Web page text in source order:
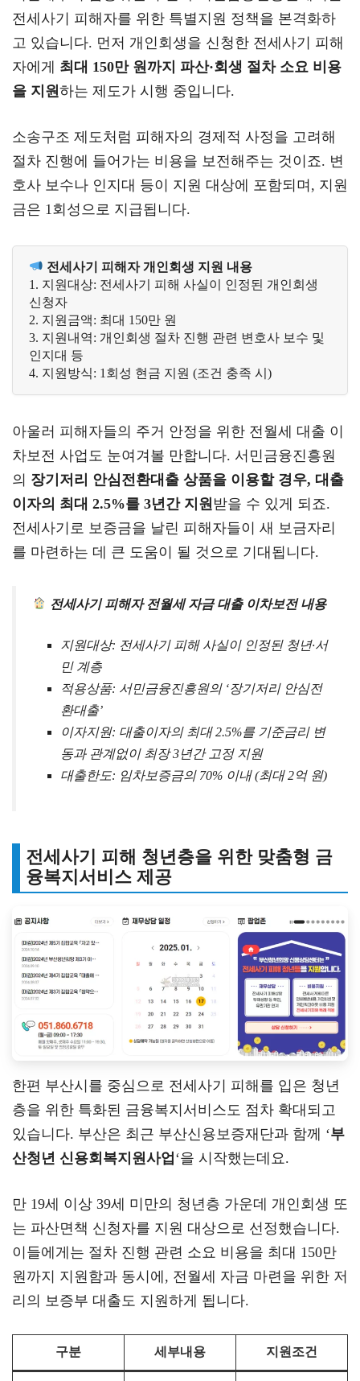
전세사기 피해자를 위한 특별지원 정책을 본격화하
고 있습니다. 먼저 개인회생을 신청한 전세사기 피해
자에게 최대 150만 원까지 파산·회생 절차 소요 비용
을 지원 하는 제도가 시행 중입니다.
소송구조 제도처럼 피해자의 경제적 사정을 고려해
절차 진행에 들어가는 비용을 보전해주는 것이죠. 변
호사 보수나 인지대 등이 지원 대상에 포함되며, 지원
금은 1회성으로 지급됩니다.
전세사기 피해자 개인회생 지원 내용
1. 지원대상: 전세사기 피해 사실이 인정된 개인회생
신청자
2. 지원금액: 최대 150만 원
3. 지원내역: 개인회생 절차 진행 관련 변호사 보수 및
인지대 등
4. 지원방식: 1회성 현금 지원 (조건 충족 시)
아울러 피해자들의 주거 안정을 위한 전월세 대출 이
차보전 사업도 눈여겨볼 만합니다. 서민금융진흥원
의 장기저리 안심전환대출 상품을 이용할 경우, 대출
이자의 최대 2.5%를 3년간 지원 받을 수 있게 되죠.
전세사기로 보증금을 날린 피해자들이 새 보금자리
를 마련하는 데 큰 도움이 될 것으로 기대됩니다.
전세사기 피해자 전월세 자금 대출 이차보전 내용
지원대상: 전세사기 피해 사실이 인정된 청년·서
민 계층
적용상품: 서민금융진흥원의 ‘장기저리 안심전
환대출’
이자지원: 대출이자의 최대 2.5%를 기준금리 변
동과 관계없이 최장 3년간 고정 지원
대출한도: 임차보증금의 70% 이내 (최대 2억 원)
전세사기 피해 청년층을 위한 맞춤형 금
융복지서비스 제공
한편 부산시를 중심으로 전세사기 피해를 입은 청년
층을 위한 특화된 금융복지서비스도 점차 확대되고
있습니다. 부산은 최근 부산신용보증재단과 함께 ‘부
산청년 신용회복지원사업 ‘을 시작했는데요.
만 19세 이상 39세 미만의 청년층 가운데 개인회생 또
는 파산면책 신청자를 지원 대상으로 선정했습니다.
이들에게는 절차 진행 관련 소요 비용을 최대 150만
원까지 지원함과 동시에, 전월세 자금 마련을 위한 저
리의 보증부 대출도 지원하게 됩니다.
구분 세부내용 지원조건